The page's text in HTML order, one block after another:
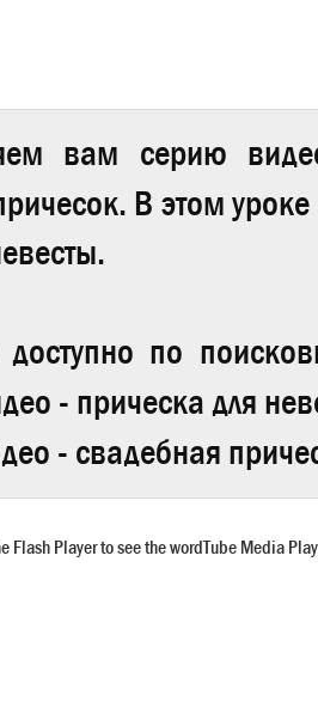
вам серию
В этом
доступно по
- прическа для
- свадебная
Flash Player to see the wordTube Media